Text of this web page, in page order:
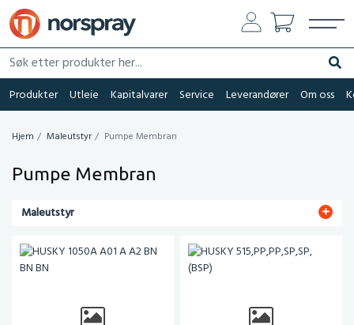
Søk etter produkter her...
Søk
Produkter Utleie Kapitalvarer Service Leverandører Om oss
Hjem Maleutstyr Pumpe Membran
Pumpe Membran
Maleutstyr